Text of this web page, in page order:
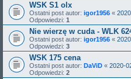
WSK S1 olx
Ostatni post autor: igor1956 «
Odpowiedzi: 1
Nie wierzę w cuda - WLK
Ostatni post autor: igor1956 «
Odpowiedzi: 3
WSK 175 cena
Ostatni post autor: DaViD « 2020-
Odpowiedzi: 2